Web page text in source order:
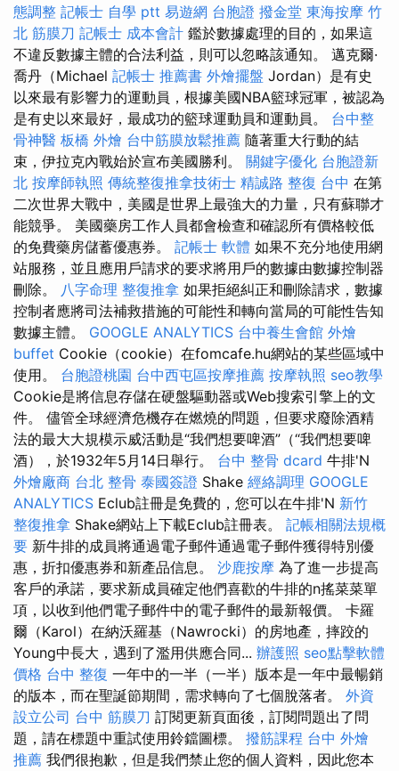
態調整 記帳士 自學 ptt 易遊網 台胞證 撥金堂 東海按摩 竹
北 筋膜刀 記帳士 成本會計 鑑於數據處理的目的，如果這
不違反數據主體的合法利益，則可以忽略該通知。 邁克爾·
喬丹（Michael 記帳士 推薦書 外燴擺盤 Jordan）是有史
以來最有影響力的運動員，根據美國NBA籃球冠軍，被認為
是有史以來最好，最成功的籃球運動員和運動員。 台中整
骨神醫 板橋 外燴 台中筋膜放鬆推薦 隨著重大行動的結
束，伊拉克內戰始於宣布美國勝利。 關鍵字優化 台胞證新
北 按摩師執照 傳統整復推拿技術士 精誠路 整復 台中 在第
二次世界大戰中，美國是世界上最強大的力量，只有蘇聯才
能競爭。 美國藥房工作人員都會檢查和確認所有價格較低
的免費藥房儲蓄優惠券。 記帳士 軟體 如果不充分地使用網
站服務，並且應用戶請求的要求將用戶的數據由數據控制器
刪除。 八字命理 整復推拿 如果拒絕糾正和刪除請求，數據
控制者應將司法補救措施的可能性和轉向當局的可能性告知
數據主體。 GOOGLE ANALYTICS 台中養生會館 外燴
buffet Cookie（cookie）在fomcafe.hu網站的某些區域中
使用。 台胞證桃園 台中西屯區按摩推薦 按摩執照 seo教學
Cookie是將信息存儲在硬盤驅動器或Web搜索引擎上的文
件。 儘管全球經濟危機存在燃燒的問題，但要求廢除酒精
法的最大大規模示威活動是“我們想要啤酒”（“我們想要啤
酒），於1932年5月14日舉行。 台中 整骨 dcard 牛排'N
外燴廠商 台北 整骨 泰國簽證 Shake 經絡調理 GOOGLE
ANALYTICS Eclub註冊是免費的，您可以在牛排'N 新竹
整復推拿 Shake網站上下載Eclub註冊表。 記帳相關法規概
要 新牛排的成員將通過電子郵件通過電子郵件獲得特別優
惠，折扣優惠券和新產品信息。 沙鹿按摩 為了進一步提高
客戶的承諾，要求新成員確定他們喜歡的牛排的n搖菜菜單
項，以收到他們電子郵件中的電子郵件的最新報價。 卡羅
爾（Karol）在納沃羅基（Nawrocki）的房地產，摔跤的
Young中長大，遇到了濫用供應合同... 辦護照 seo點擊軟體
價格 台中 整復 一年中的一半（一半）版本是一年中最暢銷
的版本，而在聖誕節期間，需求轉向了七個脫落者。 外資
設立公司 台中 筋膜刀 訂閱更新頁面後，訂閱問題出了問
題，請在標題中重試使用鈴鐺圖標。 撥筋課程 台中 外燴
推薦 我們很抱歉，但是我們禁止您的個人資料，因此您本